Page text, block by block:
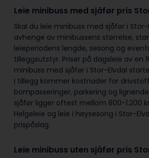
Leie minibuss med sjåfør pris
Skal du leie minibuss med sjåfør i Stor-
avhenge av minibussens størrelse,
leieperiodens lengde, sesong og
tilleggsutstyr. Priser på dagsleie av en
minibuss med sjåfør i Stor-Elvdal
I tillegg kommer kostnader for
bompasseringer, parkering og
sjåfør ligger oftest mellom 800-1.200
Helgeleie og leie i høysesong i Stor-
prispåslag.
Leie minibuss uten sjåfør pris